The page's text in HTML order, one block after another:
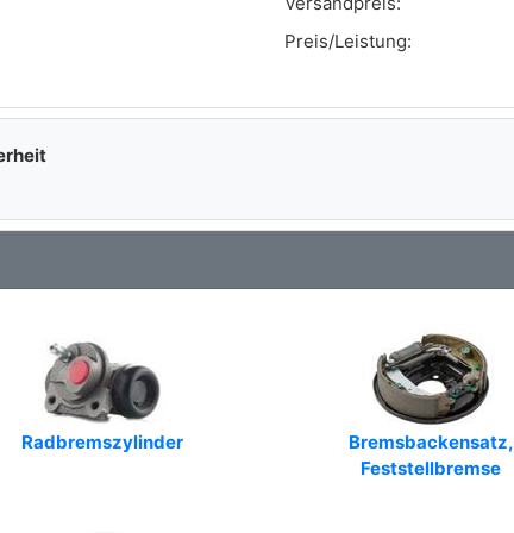
Art.-Nr.: 60 93 7229
Art.-Nr.: 6054,088.216Y,CF061,CF062,9011
Preis/Leistung:
Radbremszylinder
Bremsbackensatz,
Feststellbremse